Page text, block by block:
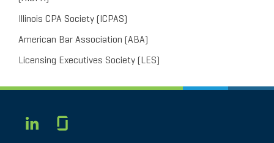
Illinois CPA Society (ICPAS)
American Bar Association (ABA)
Licensing Executives Society (LES)
LINKEDIN